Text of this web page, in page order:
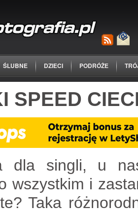
ŚLUBNE DZIECI PODRÓŻE
SPEED
dla singli, u
wszystkim i
Taka